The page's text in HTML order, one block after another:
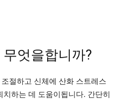
엇을합니까?
절하고 신체에 산화 스트레스
하는 데 도움이됩니다. 간단히